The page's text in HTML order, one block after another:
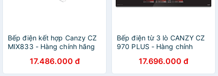
Bếp điện kết hợp Canzy CZ
MIX833 - Hàng chính hãng
17.486.000 đ
Bếp điện từ 3 lò CANZY CZ
970 PLUS - Hàng chính
17.696.000 đ